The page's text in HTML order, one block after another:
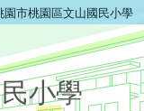
園市桃園區文山國民小學
小學